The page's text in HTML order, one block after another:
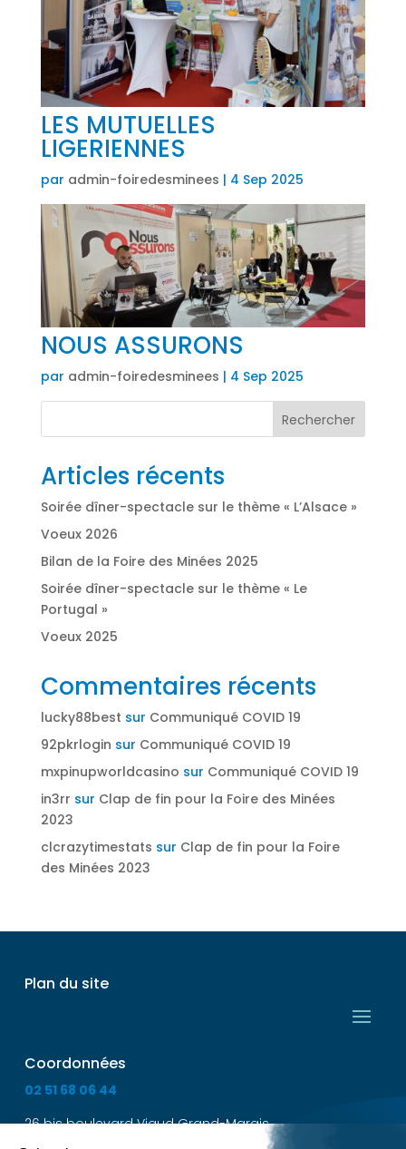
LES MUTUELLES
LIGERIENNES
par admin-foiredesminees | 4 Sep 2025
NOUS ASSURONS
par admin-foiredesminees | 4 Sep 2025
Rechercher
Articles récents
Soirée dîner-spectacle sur le thème « L’Alsace »
Voeux 2026
Bilan de la Foire des Minées 2025
Soirée dîner-spectacle sur le thème « Le
Portugal »
Voeux 2025
Commentaires récents
lucky88best sur Communiqué COVID 19
92pkrlogin sur Communiqué COVID 19
mxpinupworldcasino sur Communiqué COVID 19
in3rr sur Clap de fin pour la Foire des Minées
2023
clcrazytimestats sur Clap de fin pour la Foire
des Minées 2023
Plan du site
Coordonnées
02 51 68 06 44
26 bis boulevard Viaud Grand-Marais
85300 Challans